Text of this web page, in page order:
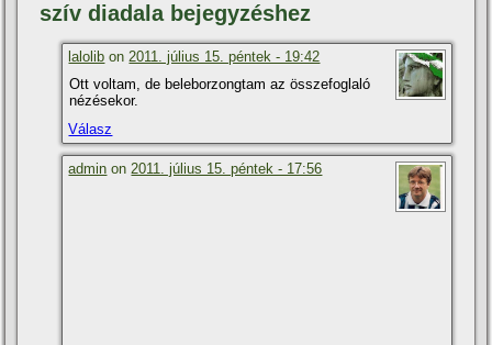
szí­v diadala bejegyzéshez
lalolib on2011. július 15. péntek - 19:42
Ott voltam, de beleborzongtam az összefoglaló
nézésekor.
Válasz
admin on2011. július 15. péntek - 17:56